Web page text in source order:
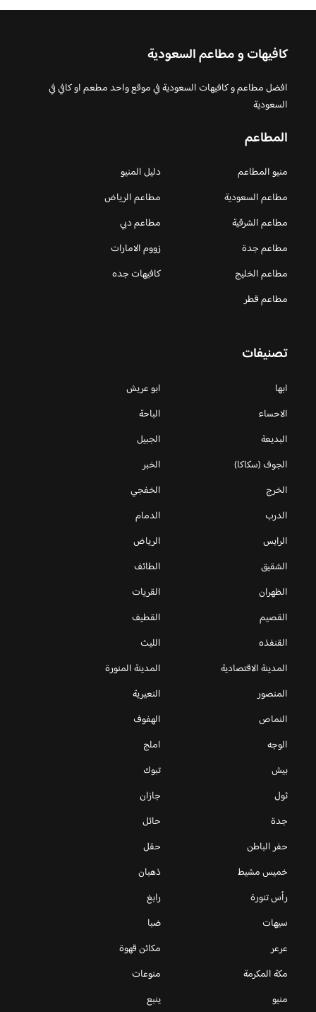
كافيهات و مطاعم السعودية
افضل مطاعم و كافيهات السعودية في موقع واحد مطعم او كافي في
السعودية
المطاعم
منيو المطاعم
دليل المنيو
مطاعم السعودية
مطاعم الرياض
مطاعم الشرقية
مطاعم دبي
مطاعم جدة
زووم الامارات
مطاعم الخليج
كافيهات جده
مطاعم قطر
تصنيفات
ابها
ابو عريش
الاحساء
الباحة
البديعة
الجبيل
الجوف (سكاكا)
الخبر
الخرج
الخفجي
الدرب
الدمام
الرايس
الرياض
الشقيق
الطائف
الظهران
القريات
القصيم
القطيف
القنفذه
الليث
المدينة الاقتصادية
المدينة المنورة
المنصور
النعيرية
النماص
الهفوف
الوجه
املج
بيش
تبوك
ثول
جازان
جدة
حائل
حفر الباطن
حقل
خميس مشيط
ذهبان
رأس تنورة
رابغ
سيهات
ضبا
عرعر
مكائن قهوة
مكة المكرمة
منوعات
منيو
ينبع